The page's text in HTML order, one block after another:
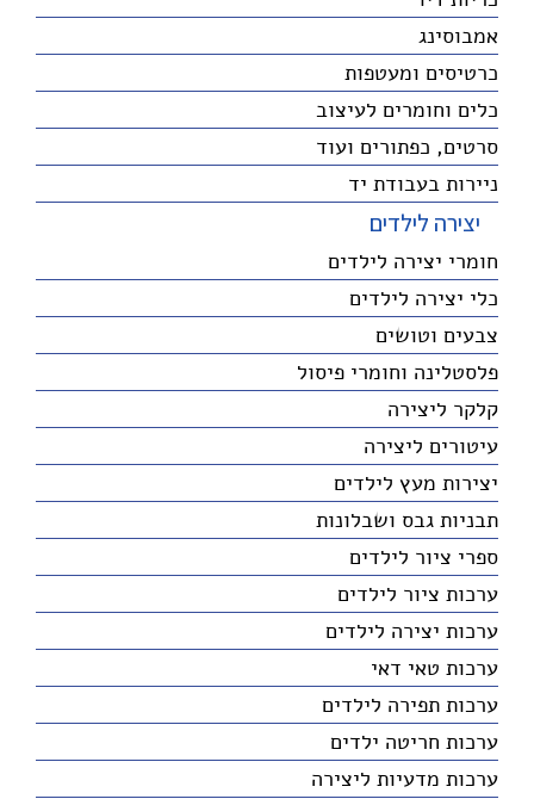
אמבוסינג
כרטיסים ומעטפות
כלים וחומרים לעיצוב
סרטים, כפתורים ועוד
ניירות בעבודת יד
יצירה לילדים
חומרי יצירה לילדים
כלי יצירה לילדים
צבעים וטושים
פלסטלינה וחומרי פיסול
קלקר ליצירה
עיטורים ליצירה
יצירות מעץ לילדים
תבניות גבס ושבלונות
ספרי ציור לילדים
ערכות ציור לילדים
ערכות יצירה לילדים
ערכות טאי דאי
ערכות תפירה לילדים
ערכות חריטה ילדים
ערכות מדעיות ליצירה